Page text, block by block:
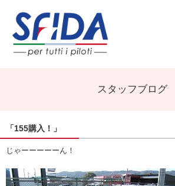
スタッフブログ
「155購入！」
じゃーーーーーん！